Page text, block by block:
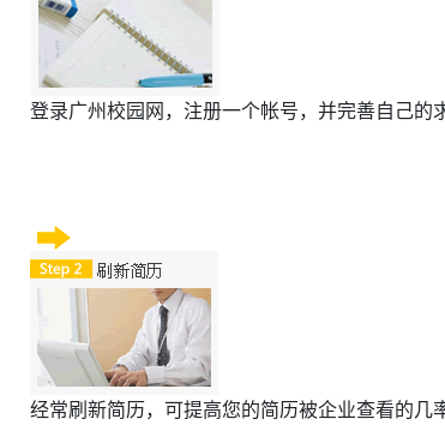
登录广州校园网，注册一个帐号，并完善自己的
经常刷新简历，可提高您的简历被企业查看的几率